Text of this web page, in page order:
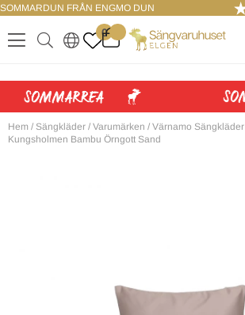
SOMMARDUN FRÅN ENGMO DUN
.
0
. ..
Hem / Sängkläder / Varumärken / Värnamo Sängkläder
Kungsholmen Bambu Örngott Sand